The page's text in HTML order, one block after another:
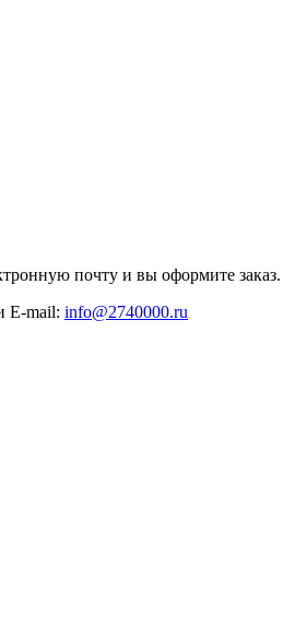
почту и вы оформите заказ.
E-mail: info@2740000.ru